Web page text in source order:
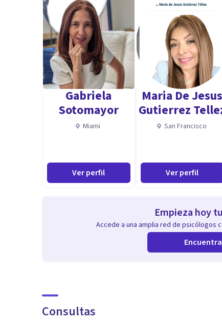
Gabriela
Sotomayor
Miami
Ver perfil
Maria De Jesus
Gutierrez
San Francisco
Ver perfil
Empieza hoy
Accede a una amplia red de psicólogos
Consultas